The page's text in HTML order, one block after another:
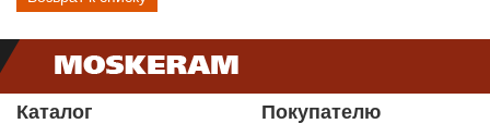
Каталог Покупателю